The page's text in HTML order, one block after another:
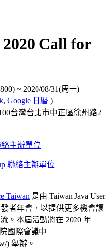
Call for
~ 2020/08/31(周一)
, Google 日曆 )
台灣台北市中正區徐州路2
絡主辦單位
聯絡主辦單位
Taiwan 是由 Taiwan Java User
發者年會，以提供更多機會讓
。本屆活動將在 2020 年
國際會議中
) 舉辦。